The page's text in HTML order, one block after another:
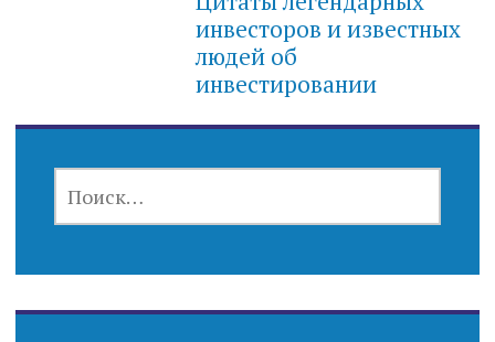
инвесторов и известных
людей об
инвестировании